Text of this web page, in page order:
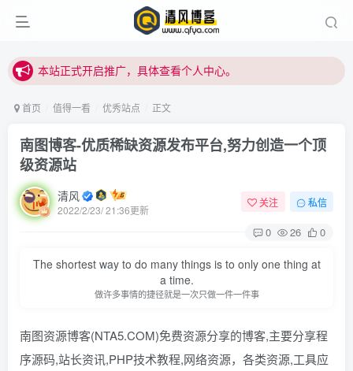
本站正式开启推广，具体查看个人中心。
本站正式开启推广，具体查看个人中心。
首页 值得一看 优秀站点 正文
南图博客-优质稀缺资源发布平台,努力创造一个顶
级资源站
清风
2022/2/23/ 21:36更新
关注 私信
0 26 0
The shortest way to do many things is to only one thing at
a time.
做许多事情的捷径就是一次只做一件一件事
南图资源博客(NTA5.COM)免费资源分享的博客,主要分享程
序源码,站长资讯,PHP技术教程,网络资源，各类资源,工具应